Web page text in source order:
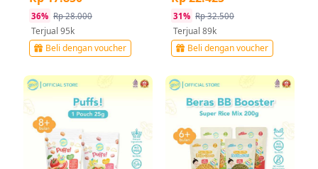
36% Rp 28.000
Terjual 95k
Beli dengan voucher
31% Rp 32.500
Terjual 89k
Beli dengan voucher